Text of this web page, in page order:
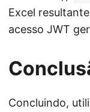
Excel
acesso JWT
Concluindo,